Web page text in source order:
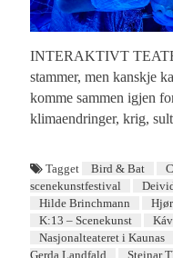
INTERAKTIVT
stammer, men kanskje
komme sammen igjen
klimaendringer, krig,
Tagget Bird & Bat
scenekunstfestival
Hilde Brinchmann
K:13 – Scenekunst
Nasjonalteateret i Kaunas
Gerda Landfald
Steinar